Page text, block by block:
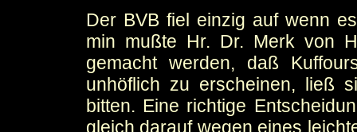
Der BVB fiel einzig auf wenn
min mußte Hr. Dr. Merk von
gemacht werden, daß
unhöflich zu erscheinen, ließ
bitten. Eine richtige
gleich darauf wegen eines